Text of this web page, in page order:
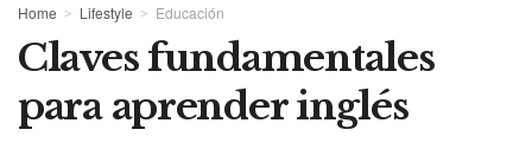
Home Lifestyle Educación
Claves fundamentales
para aprender inglés